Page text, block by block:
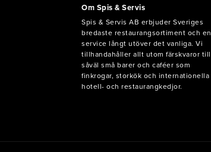
Om Spis & Servis
Spis & Servis AB erbjuder Sveriges
bredaste restaurangsortiment och en
service långt utöver det vanliga. Vi
tillhandahåller allt utom färskvaror till
såväl små barer och caféer som
finkrogar, storkök och internationella
hotell- och restaurangkedjor.